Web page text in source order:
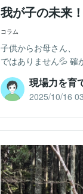
我が子の未来
コラム
子供からお母さん、
ではありません💦 確
現場力を育
2025/10/16